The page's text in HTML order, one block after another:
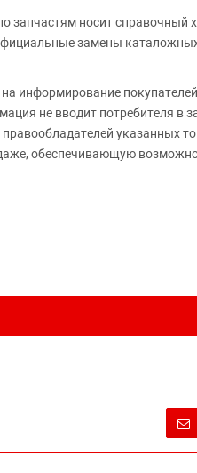
запчастям носит справочный
замены
не вводит потребителя в
указанных
обеспечивающую